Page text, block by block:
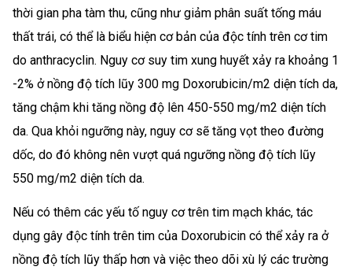
thời gian pha tàm thu, cũng như giảm phân suất tống máu
thất trái, có thể là biểu hiện cơ bản của độc tính trên cơ tim
do anthracyclin. Nguy cơ suy tim xung huyết xảy ra khoảng 1
-2% ở nồng độ tích lũy 300 mg Doxorubicin/m2 diện tích da,
tăng chậm khi tăng nồng độ lên 450-550 mg/m2 diện tích
da. Qua khỏi ngưỡng này, nguy cơ sẽ tăng vọt theo đường
dốc, do đó không nên vượt quá ngưỡng nồng độ tích lũy
550 mg/m2 diện tích da.
Nếu có thêm các yếu tố nguy cơ trên tim mạch khác, tác
dụng gây độc tính trên tim của Doxorubicin có thể xảy ra ở
nồng độ tích lũy thấp hơn và việc theo dõi xù lý các trường